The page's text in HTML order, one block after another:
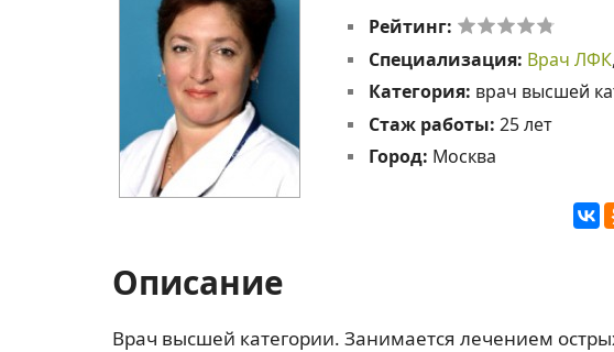
Рейтинг:
Специализация: Врач ЛФК,
Категория: врач высшей
Стаж работы: 25 лет
Город: Москва
Описание
Врач высшей категории. Занимается лечением